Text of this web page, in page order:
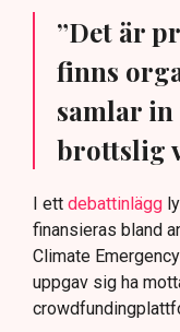
”Det är
finns
samlar
brottslig
I ett debattinlägg
finansieras bland
Climate
uppgav sig ha